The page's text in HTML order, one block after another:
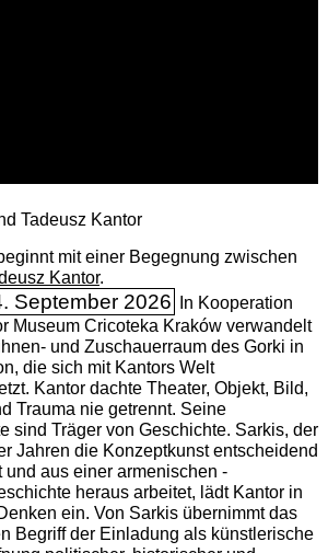
Tadeusz Kantor
mit einer Begegnung zwischen
Kantor.
September 2026
In Kooperation
Museum Cricoteka Kraków verwandelt
und Zuschauerraum des Gorki in
die sich mit Kantors Welt
Kantor dachte Theater, Objekt, Bild,
Trauma nie getrennt. Seine
sind Träger von Geschichte. Sarkis, der
Jahren die Konzeptkunst entscheidend
und aus einer armenischen
heraus arbeitet, lädt Kantor in
ein. Von Sarkis übernimmt das
Begriff der Einladung als künstlerische